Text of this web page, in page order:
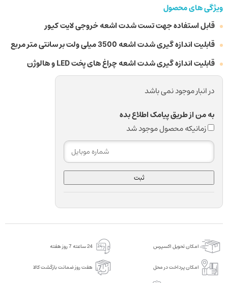
ویژگی های محصول
قابل استفاده جهت تست شدت اشعه خروجی لایت کیور
قابلیت اندازه گیری شدت اشعه 3500 میلی ولت بر سانتی متر مربع
قابلیت اندازه گیری شدت اشعه چراغ های پخت LED و هالوژن
در انبار موجود نمی باشد
به من از طریق پیامک اطلاع بده
زمانیکه محصول موجود شد
ثبت
امکان تحویل اکسپرس 24 ساعته 7 روز هفته
امکان پرداخت در محل هفت روز ضمانت بازگشت کالا